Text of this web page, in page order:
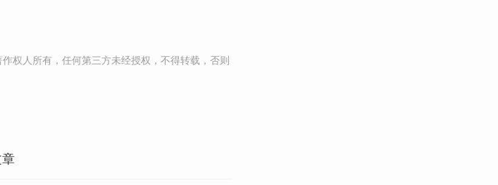
权人所有，任何第三方未经授权，不得转载，否则